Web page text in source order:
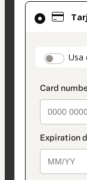
Usa
El
método
seleccionado
Tarjeta